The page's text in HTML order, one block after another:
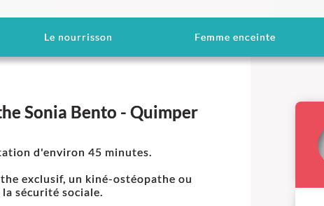
Le nourrisson Femme enceinte
Sonia Bento - Quimper
d'environ 45 minutes.
exclusif, un kiné-ostéopathe ou
sécurité sociale.